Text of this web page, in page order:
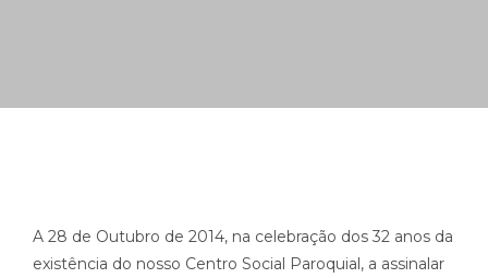
A 28 de Outubro de 2014, na celebração dos 32 anos da
existência do nosso Centro Social Paroquial, a assinalar